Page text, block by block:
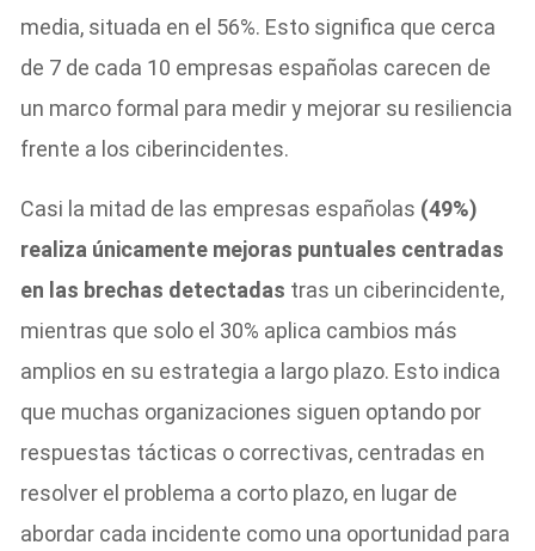
media, situada en el 56%. Esto significa que cerca
de 7 de cada 10 empresas españolas carecen de
un marco formal para medir y mejorar su resiliencia
frente a los ciberincidentes.
Casi la mitad de las empresas españolas (49%)
realiza únicamente mejoras puntuales centradas
en las brechas detectadas tras un ciberincidente,
mientras que solo el 30% aplica cambios más
amplios en su estrategia a largo plazo. Esto indica
que muchas organizaciones siguen optando por
respuestas tácticas o correctivas, centradas en
resolver el problema a corto plazo, en lugar de
abordar cada incidente como una oportunidad para